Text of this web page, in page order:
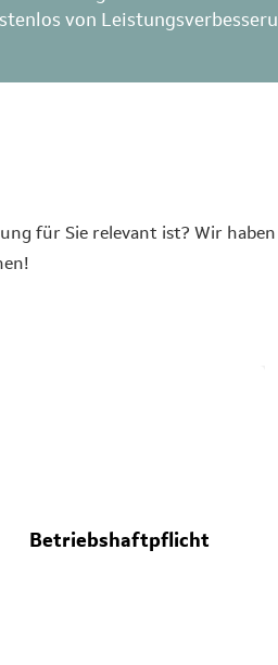
von
für Sie relevant ist? Wir
Betriebshaftpflicht
kommen für den Schaden auf.